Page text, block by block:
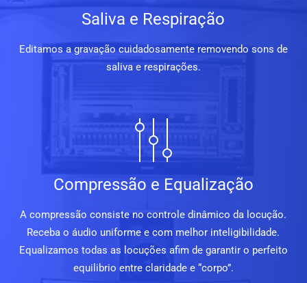
Saliva e Respiração
Editamos a gravação cuidadosamente removendo sons de
saliva e respirações.
Compressão e Equalização
A compressão consiste no controle dinâmico da locução.
Receba o áudio uniforme e com melhor inteligibilidade.
Equalizamos todas as locuções afim de garantir o perfeito
equilibrio entre claridade e “corpo”.